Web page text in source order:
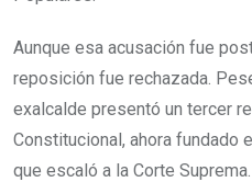
Aunque esa acusación fue
reposición fue rechazada.
exalcalde presentó un tercer
Constitucional, ahora fundado
que escaló a la Corte Suprema.